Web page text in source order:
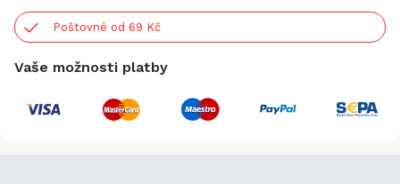
Poštovné od 69 Kč
Vaše možnosti platby